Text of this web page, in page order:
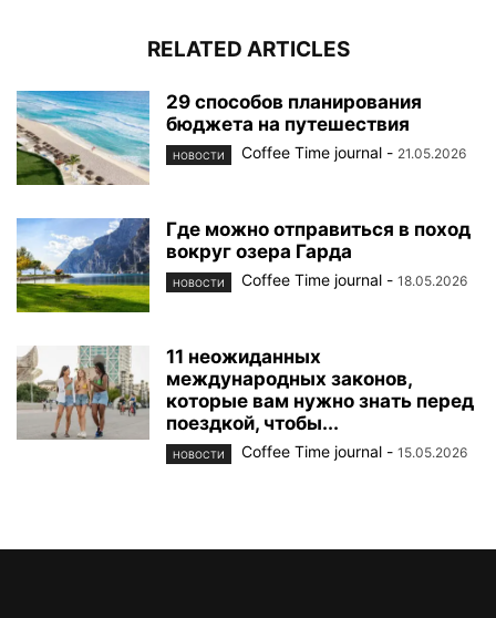
RELATED ARTICLES
29 способов планирования
бюджета на путешествия
НОВОСТИ Coffee Time journal - 21.05.2026
Где можно отправиться в поход
вокруг озера Гарда
НОВОСТИ Coffee Time journal - 18.05.2026
11 неожиданных
международных законов,
которые вам нужно знать перед
поездкой, чтобы...
НОВОСТИ Coffee Time journal - 15.05.2026